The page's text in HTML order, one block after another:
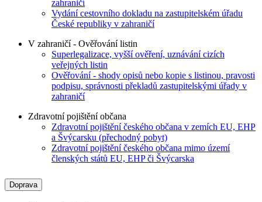
zahraničí
Vydání cestovního dokladu na zastupitelském úřadu
České republiky v zahraničí
V zahraničí - Ověřování listin
Superlegalizace, vyšší ověření, uznávání cizích
veřejných listin
Ověřování - shody opisů nebo kopie s listinou, pravosti
podpisu, správnosti překladů zastupitelskými úřady v
zahraničí
Zdravotní pojištění občana
Zdravotní pojištění českého občana v zemích EU, EHP
a Švýcarsku (přechodný pobyt)
Zdravotní pojištění českého občana mimo území
členských států EU, EHP či Švýcarska
Doprava